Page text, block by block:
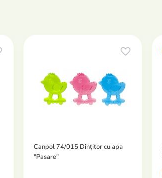
Canpol 74/015 Dințitor cu apa
"Pasare"